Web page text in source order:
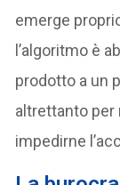
emerge
l’algoritmo è
prodotto a un
altrettanto per
impedirne